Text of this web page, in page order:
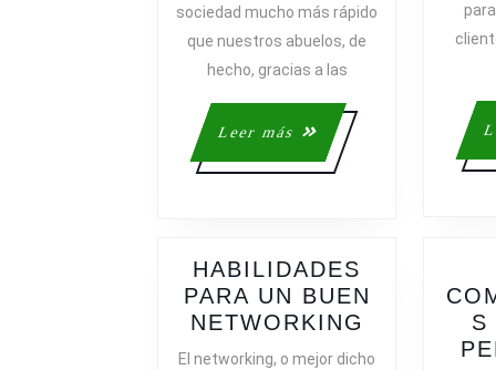
sociedad mucho más rápido
que nuestros abuelos, de
hecho, gracias a las
Leer más
Leer
más
HABILIDADES
PARA UN BUEN
NETWORKING
El networking, o mejor dicho
S